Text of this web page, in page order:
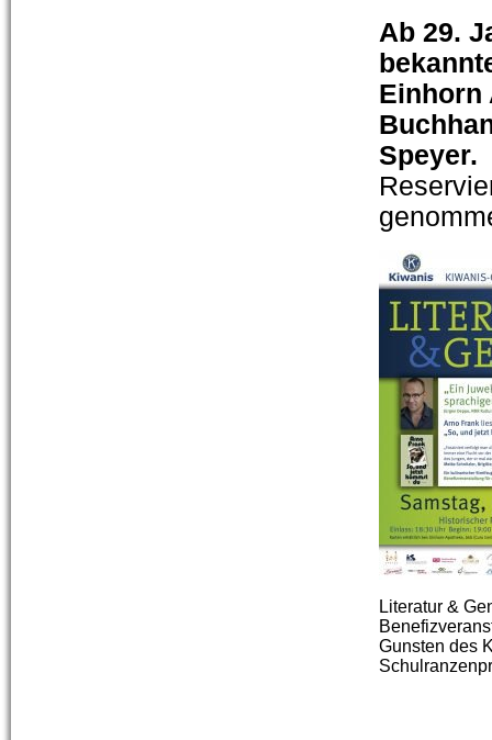
Ab 29.
Einhorn
Speyer.
Literatur &
Gunsten des